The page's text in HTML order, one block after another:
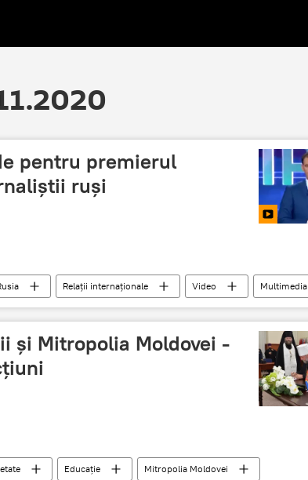
pentru premierul
ruși
Relații internaționale Video
Multimedia
premierul
prim-ministrul Armeniei
și Mitropolia Moldovei -
Educație
Mitropolia Moldovei